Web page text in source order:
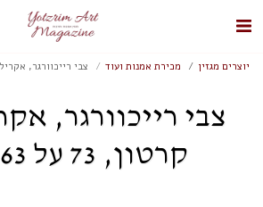
יוצרים מגזין מכירת אמנות ועוד צבי רייכוורגר, אקריליק על
צבי רייכוורגר,
קרטון, 73 על 63 ס"מ